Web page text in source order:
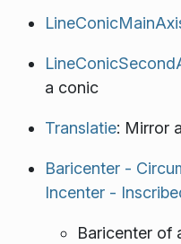
a conic
Translatie: Mirror
Baricenter -
Incenter -
Baricenter of